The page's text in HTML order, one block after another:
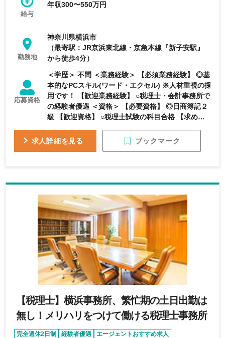
給与
年収300〜550万円
勤務地
神奈川県横浜市
（最寄駅：JR京浜東北線・京急本線『新子安駅』
から徒歩4分）
応募資格
＜学歴＞ 不問 ＜業務経験＞ 【必須業務経験】 ◎基
本的なPCスキル(ワード・エクセル) ※人材重視の採
用です！ 【歓迎業務経験】 ○税理士・会計事務所で
の経験者優遇 ＜資格＞ 【必要資格】 ◎日商簿記２
級 【歓迎資格】 ○税理士試験の科目合格 【求める
方 ◎チームワークを大切にできる方 ◎幅広い企業
求人詳細を見る ブックマーク
【税理士】横浜事務所、繁忙期の土日出勤は
無し！メリハリをつけて働ける税理士事務所
完全週休2日制 経験者優遇
エージェントおすすめ求人